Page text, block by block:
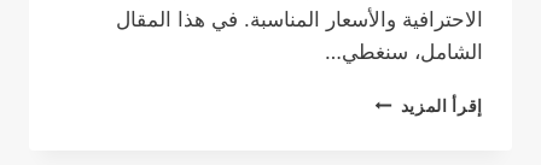
الاحترافية والأسعار المناسبة. في هذا المقال
الشامل، سنغطي…
إقرأ المزيد تاكسي